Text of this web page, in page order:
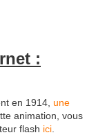
:
en 1914, une
animation, vous
flash ici